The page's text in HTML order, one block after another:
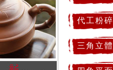
代工粉碎
三角立體